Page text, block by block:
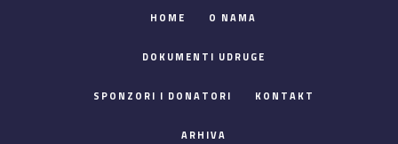
HOME O NAMA
DOKUMENTI UDRUGE
SPONZORI I DONATORI KONTAKT
ARHIVA